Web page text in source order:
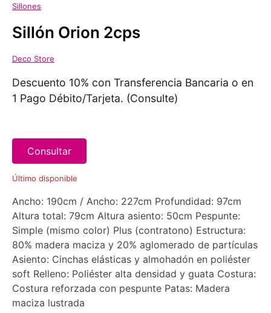
Sillones
Sillón Orion 2cps
Deco Store
Descuento 10% con Transferencia Bancaria o en
1 Pago Débito/Tarjeta. (Consulte)
Consultar
Último disponible
Ancho: 190cm / Ancho: 227cm Profundidad: 97cm
Altura total: 79cm Altura asiento: 50cm Pespunte:
Simple (mismo color) Plus (contratono) Estructura:
80% madera maciza y 20% aglomerado de partículas
Asiento: Cinchas elásticas y almohadón en poliéster
soft Relleno: Poliéster alta densidad y guata Costura:
Costura reforzada con pespunte Patas: Madera
maciza lustrada